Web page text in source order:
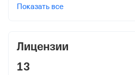
Показать все
Лицензии
13